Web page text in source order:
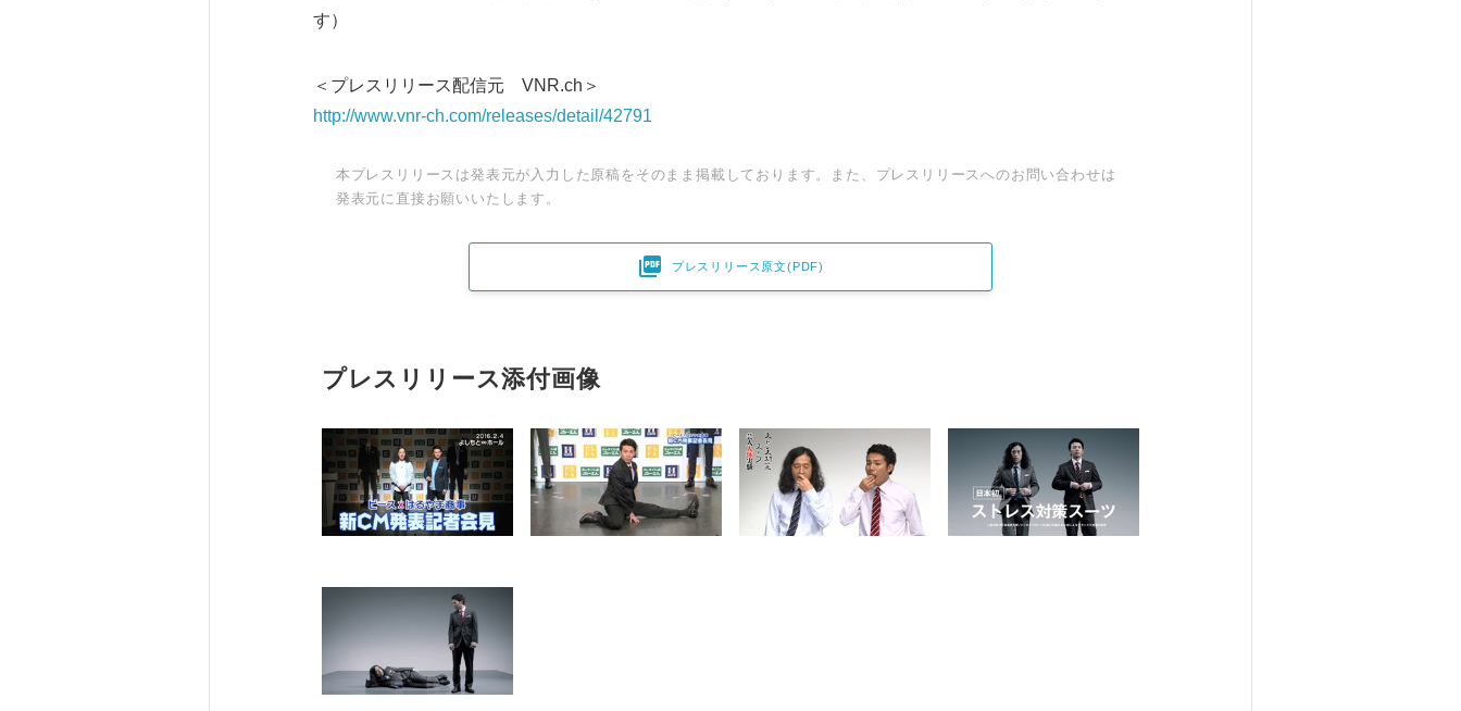
す）
＜プレスリリース配信元 VNR.ch＞
http://www.vnr-ch.com/releases/detail/42791
本プレスリリースは発表元が入力した原稿をそのまま掲載しております。また、プレスリリースへのお問い合わせは
発表元に直接お願いいたします。
 プレスリリース原文(PDF)
プレスリリース添付画像